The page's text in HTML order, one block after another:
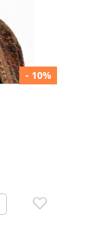
- 10%